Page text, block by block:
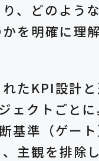
、どのよう
を明確に理
たKPI設計
ェクトごと
基準（ゲー
主観を排除